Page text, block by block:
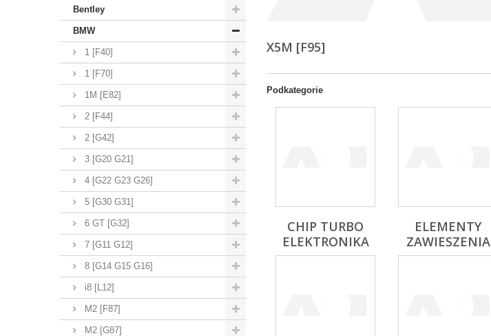
Bentley
BMW
1 [F40]
1 [F70]
1M [E82]
2 [F44]
2 [G42]
3 [G20 G21]
4 [G22 G23 G26]
5 [G30 G31]
6 GT [G32]
7 [G11 G12]
8 [G14 G15 G16]
i8 [L12]
M2 [F87]
M2 [G87]
X5M [F95]
Podkategorie
CHIP TURBO
ELEKTRONIKA
ELEMENTY
ZAWIESZENIA